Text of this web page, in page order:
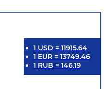
1 USD = 11915.64
1 EUR= 13749.46
1 RUB = 146.19